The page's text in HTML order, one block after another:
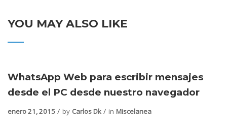
YOU MAY ALSO LIKE
WhatsApp Web para escribir mensajes
desde el PC desde nuestro navegador
enero 21, 2015 by Carlos Dk in Miscelanea